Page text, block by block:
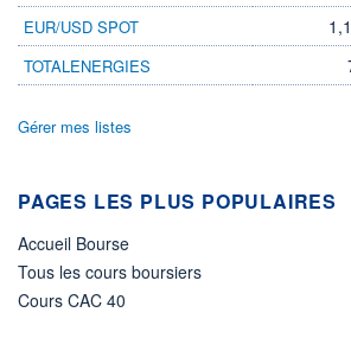
EUR/USD SPOT
TOTALENERGIES
Gérer mes listes
PAGES LES PLUS POPULAIRES
Accueil Bourse
Tous les cours boursiers
Cours CAC 40